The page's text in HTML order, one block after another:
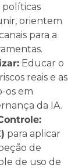
políticas
orientem
para a
Educar o
reais e as
os em
da IA.
para aplicar
de
de uso de